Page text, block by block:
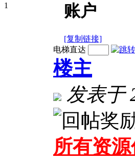
1
账户
[复制链接]
电梯直达
楼主
发表于
所有资